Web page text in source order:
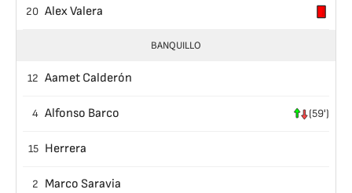
20 Alex Valera
BANQUILLO
12 Aamet Calderón
4 Alfonso Barco (59')
15 Herrera
2 Marco Saravia